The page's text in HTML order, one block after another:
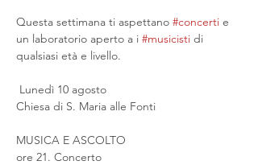
Questa settimana ti aspettano #concerti e
un laboratorio aperto a i #musicisti di
qualsiasi età e livello.
Lunedì 10 agosto
Chiesa di S. Maria alle Fonti
MUSICA E ASCOLTO
ore 21. Concerto